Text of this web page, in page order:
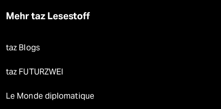
Mehr taz Lesestoff
taz Blogs
taz FUTURZWEI
Le Monde diplomatique